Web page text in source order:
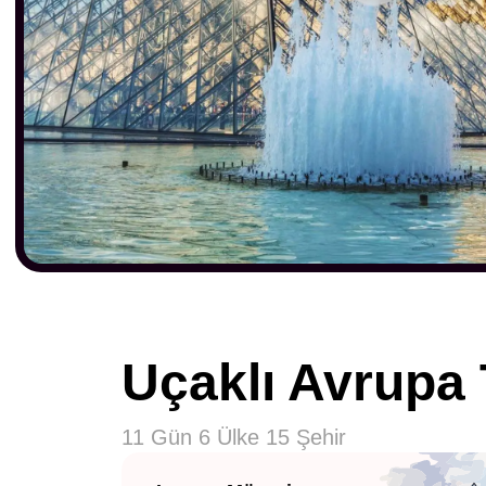
Uçaklı Avrupa
11 Gün 6 Ülke 15 Şehir